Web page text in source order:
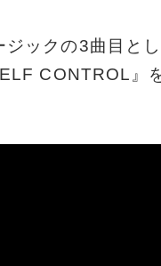
ックの3曲目とし
CONTROL』